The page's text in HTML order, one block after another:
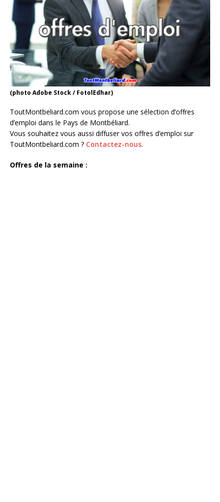
(photo Adobe Stock / FotolEdhar)
ToutMontbeliard.com vous propose une sélection d’offres
d’emploi dans le Pays de Montbéliard.
Vous souhaitez vous aussi diffuser vos offres d’emploi sur
ToutMontbeliard.com ? Contactez-nous.
Offres de la semaine :